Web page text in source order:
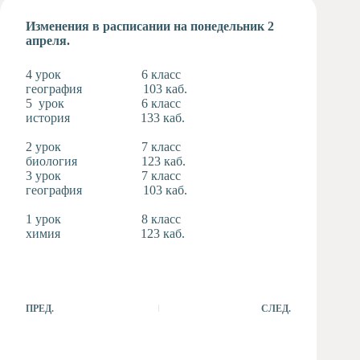
студия
Психологическая
Изменения в расписании на понедельник 2
апреля.
4 урок 6 класс
география 103 каб.
5 урок 6 класс
история 133 каб.
2 урок 7 класс
биология 123 каб.
3 урок 7 класс
география 103 каб.
1 урок 8 класс
химия 123 каб.
ПРЕД. СЛЕД.